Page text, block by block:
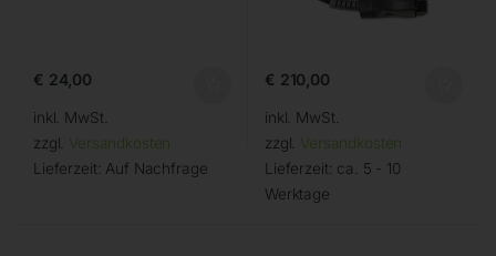
€ 24,00
inkl. MwSt.
zzgl. Versandkosten
Lieferzeit: Auf Nachfrage
€ 210,00
inkl. MwSt.
zzgl. Versandkosten
Lieferzeit: ca. 5 - 10
Werktage